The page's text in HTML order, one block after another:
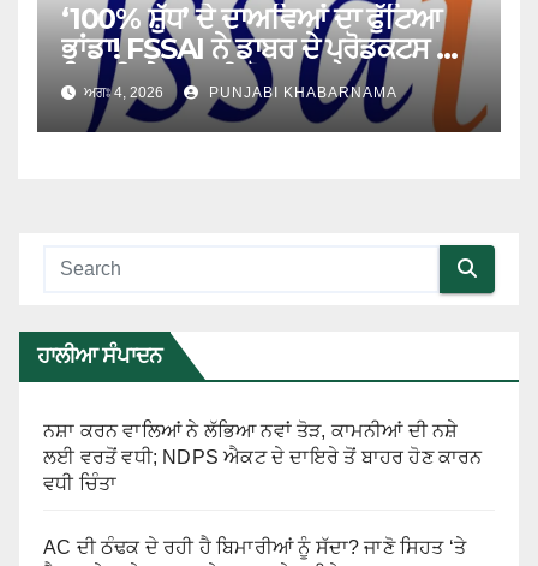
‘100% ਸ਼ੁੱਧ’ ਦੇ ਦਾਅਵਿਆਂ ਦਾ ਫੁੱਟਿਆ
ਭਾਂਡਾ! FSSAI ਨੇ ਡਾਬਰ ਦੇ ਪ੍ਰੋਡਕਟਸ ਦੀ
ਵਿਕਰੀ ‘ਤੇ ਲਗਾਈ ਰੋਕ
ਅਗਃ 4, 2026 PUNJABI KHABARNAMA
ਹਾਲੀਆ ਸੰਪਾਦਨ
ਨਸ਼ਾ ਕਰਨ ਵਾਲਿਆਂ ਨੇ ਲੱਭਿਆ ਨਵਾਂ ਤੋੜ, ਕਾਮਨੀਆਂ ਦੀ ਨਸ਼ੇ
ਲਈ ਵਰਤੋਂ ਵਧੀ; NDPS ਐਕਟ ਦੇ ਦਾਇਰੇ ਤੋਂ ਬਾਹਰ ਹੋਣ ਕਾਰਨ
ਵਧੀ ਚਿੰਤਾ
AC ਦੀ ਠੰਢਕ ਦੇ ਰਹੀ ਹੈ ਬਿਮਾਰੀਆਂ ਨੂੰ ਸੱਦਾ? ਜਾਣੋ ਸਿਹਤ ‘ਤੇ